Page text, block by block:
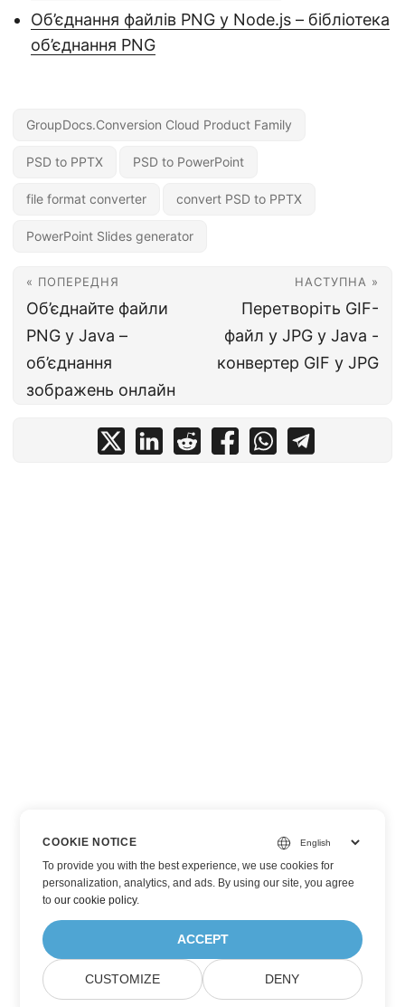
Об’єднання файлів PNG у Node.js – бібліотека
об’єднання PNG
GroupDocs.Conversion Cloud Product Family
PSD to PPTX PSD to PowerPoint
file format converter convert PSD to PPTX
PowerPoint Slides generator
« ПОПЕРЕДНЯ
Об’єднайте файли
PNG у Java –
об’єднання
зображень онлайн
НАСТУПНА »
Перетворіть GIF-
файл у JPG у Java -
конвертер GIF у JPG
COOKIE NOTICE
To provide you with the best experience, we use cookies for
personalization, analytics, and ads. By using our site, you agree
toour cookie policy.
ACCEPT
CUSTOMIZE DENY